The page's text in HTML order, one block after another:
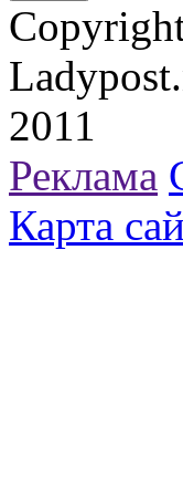
2011
Реклама
Карта